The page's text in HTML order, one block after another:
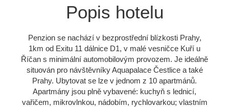
Popis hotelu
Penzion se nachází v bezprostřední blízkosti Prahy,
1km od Exitu 11 dálnice D1, v malé vesničce Kuří u
Říčan s minimální automobilovým provozem. Je ideálně
situován pro návštěvníky Aquapalace Čestlice a také
Prahy. Ubytovat se lze v jednom z 10 apartmánů.
Apartmány jsou plně vybavené: kuchyň s lednicí,
vařičem, mikrovlnkou, nádobím, rychlovarkou; vlastním